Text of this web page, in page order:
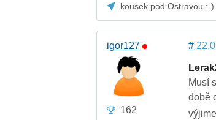
kousek pod Ostravou :-)
igor127
162
#
Musí
době